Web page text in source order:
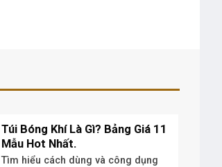
Túi Bóng Khí Là Gì? Bảng Giá 11
Mẫu Hot Nhất.
Tìm hiểu cách dùng và công dụng